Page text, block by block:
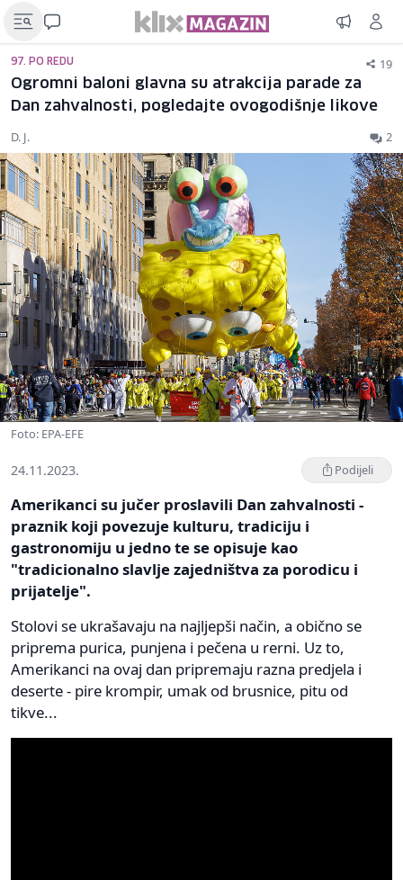
97. PO REDU 19
Ogromni baloni glavna su atrakcija parade za
Dan zahvalnosti, pogledajte ovogodišnje likove
D. J. 2
Foto: EPA-EFE
24.11.2023. Podijeli
Amerikanci su jučer proslavili Dan zahvalnosti -
praznik koji povezuje kulturu, tradiciju i
gastronomiju u jedno te se opisuje kao
"tradicionalno slavlje zajedništva za porodicu i
prijatelje".
Stolovi se ukrašavaju na najljepši način, a obično se
priprema purica, punjena i pečena u rerni. Uz to,
Amerikanci na ovaj dan pripremaju razna predjela i
deserte - pire krompir, umak od brusnice, pitu od
tikve...